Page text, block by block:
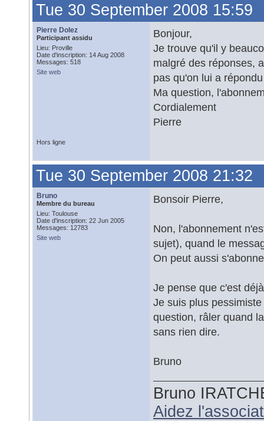
Tue 30 September 2008 15:59
Pierre Dolez
Participant assidu
Lieu: Proville
Date d'inscription: 14 Aug 2008
Messages: 518
Site web
Bonjour,
Je trouve qu'il y
malgré des réponses,
pas qu'on lui a
Ma question,
Cordialement
Pierre
Hors ligne
Tue 30 September 2008 21:32
Bruno
Membre du bureau
Lieu: Toulouse
Date d'inscription: 22 Jun 2005
Messages: 12783
Site web
Bonsoir Pierre,
Non, l'abonnement
sujet), quand le
On peut aussi
Je pense que c'est
Je suis plus
question, râler quand
sans rien dire.
Bruno
Bruno
Aidez